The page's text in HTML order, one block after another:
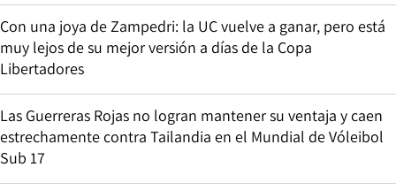
Con una joya de Zampedri: la UC vuelve a ganar, pero está
muy lejos de su mejor versión a días de la Copa
Libertadores
Las Guerreras Rojas no logran mantener su ventaja y caen
estrechamente contra Tailandia en el Mundial de Vóleibol
Sub 17